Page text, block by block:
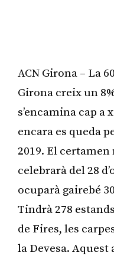
ACN Girona – La
Girona creix un
s’encamina cap a
encara es queda
2019. El
celebrarà del 28
ocuparà gairebé
Tindrà 278
de Fires, les
la Devesa. Aquest